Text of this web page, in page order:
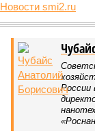
Новости smi2.ru
России